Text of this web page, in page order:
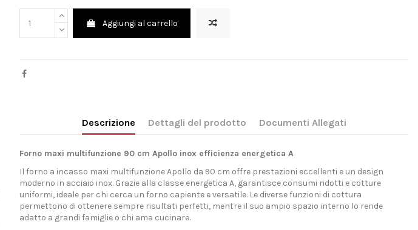
Aggiungi al carrello
Descrizione Dettagli del prodotto Documenti Allegati
Forno maxi multifunzione 90 cm Apollo inox efficienza energetica A
Il forno a incasso maxi multifunzione Apollo da 90 cm offre prestazioni eccellenti e un design
moderno in acciaio inox. Grazie alla classe energetica A, garantisce consumi ridotti e cotture
uniformi, ideale per chi cerca un forno capiente e versatile. Le diverse funzioni di cottura
permettono di ottenere sempre risultati perfetti, mentre il suo ampio spazio interno lo rende
adatto a grandi famiglie o chi ama cucinare.